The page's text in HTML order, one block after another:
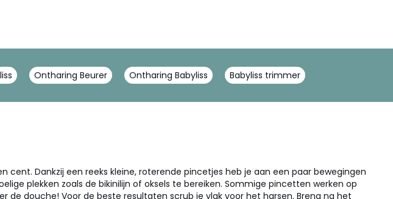
Ontharing Beurer Ontharing Babyliss Babyliss trimmer
Dankzij een reeks kleine, roterende pincetjes heb je aan een paar bewegingen
plekken zoals de bikinilijn of oksels te bereiken. Sommige pincetten werken op
douche! Voor de beste resultaten scrub je vlak voor het harsen. Breng na het